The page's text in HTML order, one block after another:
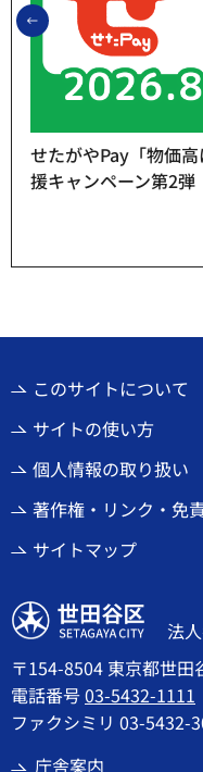
前のスライドを表示
せたがやPay「物価
援キャンペーン第2弾
このサイトについて
サイトの使い方
個人情報の取り扱い
著作権・リンク・免
サイトマップ
世田谷区
法
〒154-8504 東京都世
電話番号03-5432-1111
ファクシミリ 03-5432-
庁舎案内